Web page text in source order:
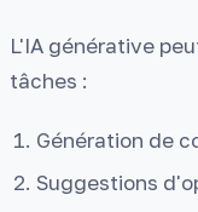
L'IA générative
tâches :
Génération de
Suggestions